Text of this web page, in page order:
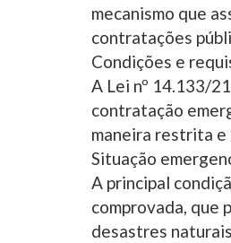
mecanismo que
contratações
Condições e
A Lei nº 14.133/
contratação
maneira restrita e
Situação
A principal
comprovada, que
desastres